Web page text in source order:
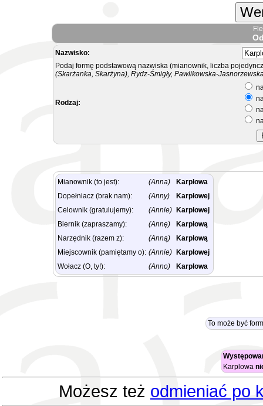
Nazwisko:
Podaj formę podstawową nazwiska (mianownik, liczba
(Skarżanka, Skarżyna), Rydz-Śmigły, Pawlikowska-
Rodzaj:
Mianownik (to jest): (Anna)
Karplowa
Dopełniacz (brak nam):
(Anny)
Karplowej
Celownik (gratulujemy):
(Annie)
Karplowej
Biernik (zapraszamy):
(Annę)
Karplową
Narzędnik (razem z):
(Anną)
Karplową
Miejscownik (pamiętamy o): (Annie)
Karplowej
Wołacz (O, ty!):
(Anno) Karplowa
To może być
Karplowa
Możesz też odmieniać po